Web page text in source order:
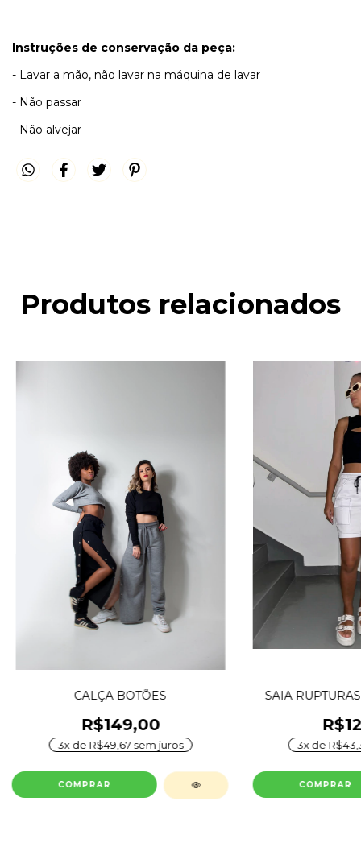
Instruções de conservação da peça:
- Lavar a mão, não lavar na máquina de lavar
- Não passar
- Não alvejar
Produtos relacionados
CALÇA BOTÕES
R$149,00
3x de R$49,67sem juros
COMPRAR
SAIA
3x de
COMPRAR